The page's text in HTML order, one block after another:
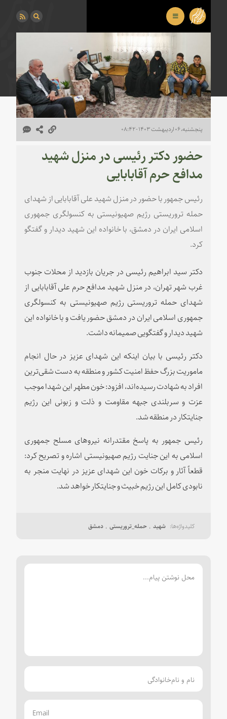
پنجشنبه، ۰۶ اردیبهشت ۱۴۰۳ - ۰۸:۴۲
‌حضور دکتر رئیسی در منزل شهید
مدافع حرم آقابابایی
رئیس جمهور با حضور در منزل شهید علی آقابابایی از شهدای
حمله تروریستی رژیم صهیونیستی به کنسولگری جمهوری
اسلامی ایران در دمشق، با خانواده این شهید دیدار و گفتگو
کرد.
دکتر سید ابراهیم رئیسی در جریان بازدید از محلات جنوب
غرب شهر تهران، در منزل شهید مدافع حرم علی آقابابایی از
شهدای حمله تروریستی رژیم صهیونیستی به کنسولگری
جمهوری اسلامی ایران در دمشق حضور یافت و با خانواده این
شهید دیدار و گفتگویی صمیمانه داشت.
دکتر رئیسی با بیان اینکه این شهدای عزیز در حال انجام
ماموریت بزرگ حفظ امنیت کشور و منطقه به دست شقی‌ترین
افراد به شهادت رسیده‌اند، افزود: خون مطهر این شهدا موجب
عزت و سربلندی جبهه مقاومت و ذلت و زبونی این رژیم
جنایتکار در منطقه شد.
رئیس جمهور به پاسخ مقتدرانه نیروهای مسلح جمهوری
اسلامی به این جنایت رژیم صهیونیستی اشاره و تصریح کرد:
قطعاً آثار و برکات خون این شهدای عزیز در نهایت منجر به
نابودی کامل این رژیم خبیث و جنایتکار خواهد شد.
شهید حمله_تروریستی دمشق